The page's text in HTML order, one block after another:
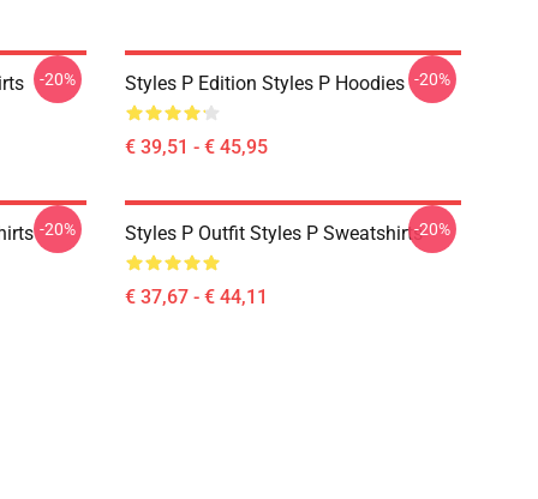
-20% Styles P Edition Styles P Hoodies
€ 39,51 - € 45,95
-20%
-20% Styles P Outfit Styles P Sweatshirts
€ 37,67 - € 44,11
-20%